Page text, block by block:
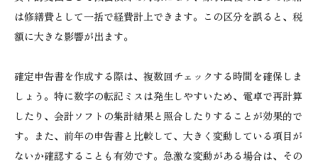
は修繕費として一括で経費計上できます。この区分を誤ると、税
額に大きな影響が出ます。
確定申告書を作成する際は、複数回チェックする時間を確保しま
しょう。特に数字の転記ミスは発生しやすいため、電卓で再計算
したり、会計ソフトの集計結果と照合したりすることが効果的で
す。また、前年の申告書と比較して、大きく変動している項目が
ないか確認することも有効です。急激な変動がある場合は、その